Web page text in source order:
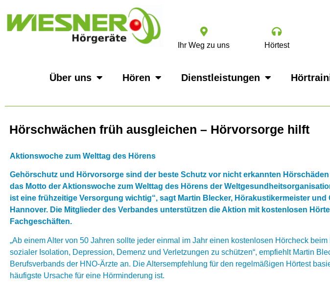
Ihr Weg zu uns Hörtest
Über uns Hören Dienstleistungen
Hörschwächen früh ausgleichen – Hörvorsorge hilft
Aktionswoche zum Welttag des Hörens
Gehörschutz und Hörvorsorge sind der beste Schutz vor nicht erkannten
das Motto der Aktionswoche zum Welttag des Hörens der
ist eine frühzeitige Versorgung wichtig“, sagt Martin Blecker, Hörakustikermeister
Hannover. Die Mitglieder des Verbandes unterstützen die Aktion mit kostenlosen
Fachgeschäften.
„Ab einem Alter von 50 Jahren sollte jeder einmal im Jahr einen kostenlosen Hörcheck
sozialer Isolation, Depression, Demenz und Verletzungen zu schützen“, empfiehlt Martin
Berufsverbands der HNO-Ärzte an. Die Altersempfehlung für den regelmäßigen Hörtest
häufigste Ursache für eine Hörminderung ist.